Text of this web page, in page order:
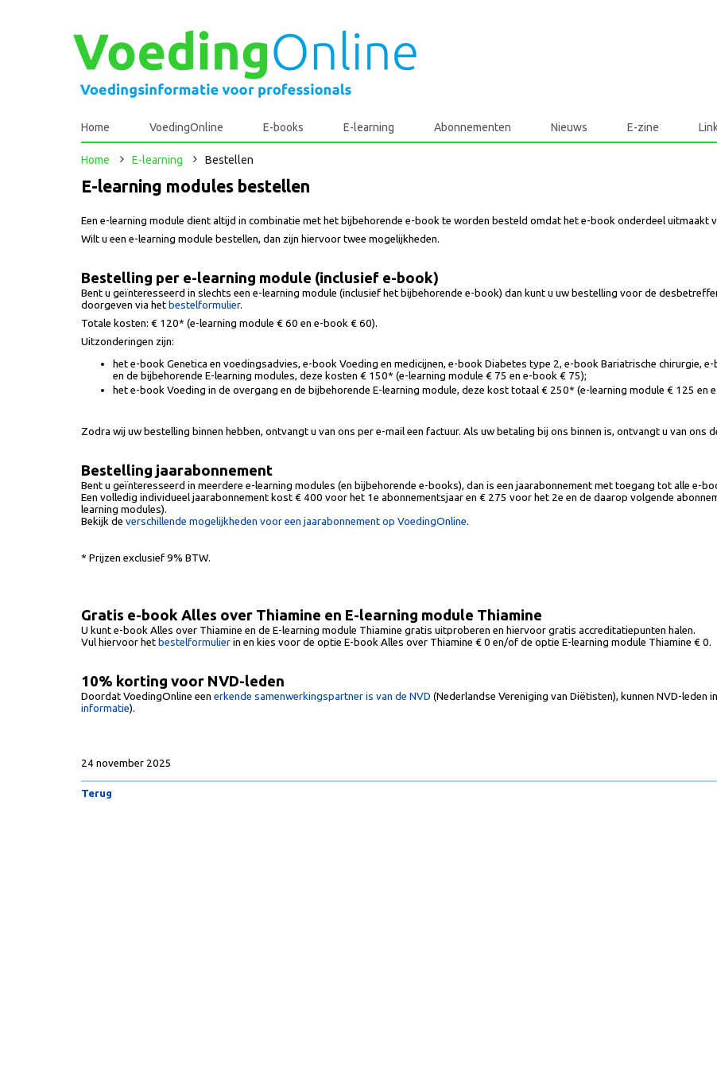
Home VoedingOnline E-books E-learning Abonnementen Nieuws E-zine
Home E-learning Bestellen
E-learning modules bestellen
Een e-learning module dient altijd in combinatie met het bijbehorende e-book te worden besteld omdat het e-book onderdeel uitmaakt
Wilt u een e-learning module bestellen, dan zijn hiervoor twee mogelijkheden.
Bestelling per e-learning module (inclusief e-book)
Bent u geïnteresseerd in slechts een e-learning module (inclusief het bijbehorende e-book) dan kunt u uw bestelling voor de
doorgeven via het bestelformulier.
Totale kosten: € 120* (e-learning module € 60 en e-book € 60).
Uitzonderingen zijn:
het e-book Genetica en voedingsadvies, e-book Voeding en medicijnen, e-book Diabetes type 2, e-book Bariatrische chirurgie,
en de bijbehorende E-learning modules, deze kosten € 150* (e-learning module € 75 en e-book € 75);
het e-book Voeding in de overgang en de bijbehorende E-learning module, deze kost totaal € 250* (e-learning module € 125 en
Zodra wij uw bestelling binnen hebben, ontvangt u van ons per e-mail een factuur. Als uw betaling bij ons binnen is, ontvangt u van ons
Bestelling jaarabonnement
Bent u geïnteresseerd in meerdere e-learning modules (en bijbehorende e-books), dan is een jaarabonnement met toegang tot alle e-
Een volledig individueel jaarabonnement kost € 400 voor het 1e abonnementsjaar en € 275 voor het 2e en de daarop volgende
learning modules).
Bekijk de verschillende mogelijkheden voor een jaarabonnement op VoedingOnline.
* Prijzen exclusief 9% BTW.
Gratis e-book Alles over Thiamine en E-learning module Thiamine
U kunt e-book Alles over Thiamine en de E-learning module Thiamine gratis uitproberen en hiervoor gratis accreditatiepunten halen.
Vul hiervoor het bestelformulier in en kies voor de optie E-book Alles over Thiamine € 0 en/of de optie E-learning module Thiamine € 0.
10% korting voor NVD-leden
Doordat VoedingOnline een erkende samenwerkingspartner is van de NVD (Nederlandse Vereniging van Diëtisten), kunnen NVD-leden
informatie).
24 november 2025
Terug